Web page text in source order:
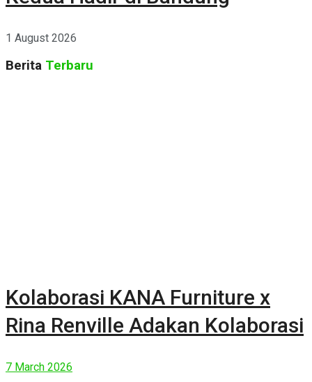
1 August 2026
Berita Terbaru
Kolaborasi KANA Furniture x
Rina Renville Adakan Kolaborasi
7 March 2026